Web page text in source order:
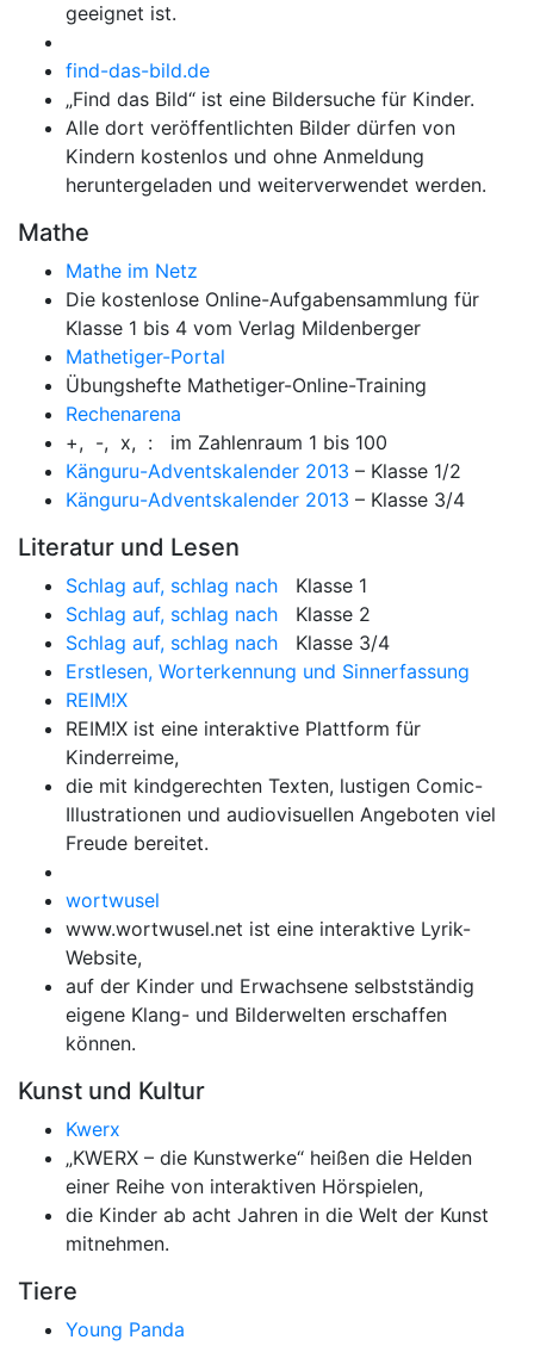
geeignet ist.
find-das-bild.de
„Find das Bild“ ist eine Bildersuche für Kinder.
Alle dort veröffentlichten Bilder dürfen von
Kindern kostenlos und ohne Anmeldung
heruntergeladen und weiterverwendet werden.
Mathe
Mathe im Netz
Die kostenlose Online-Aufgabensammlung für
Klasse 1 bis 4 vom Verlag Mildenberger
Mathetiger-Portal
Übungshefte Mathetiger-Online-Training
Rechenarena
+, -, x, : im Zahlenraum 1 bis 100
Känguru-Adventskalender 2013 – Klasse 1/2
Känguru-Adventskalender 2013 – Klasse 3/4
Literatur und Lesen
Schlag auf, schlag nach Klasse 1
Schlag auf, schlag nach Klasse 2
Schlag auf, schlag nach Klasse 3/4
Erstlesen, Worterkennung und Sinnerfassung
REIM!X
REIM!X ist eine interaktive Plattform für
Kinderreime,
die mit kindgerechten Texten, lustigen Comic-
Illustrationen und audiovisuellen Angeboten viel
Freude bereitet.
wortwusel
www.wortwusel.net ist eine interaktive Lyrik-
Website,
auf der Kinder und Erwachsene selbstständig
eigene Klang- und Bilderwelten erschaffen
können.
Kunst und Kultur
Kwerx
„KWERX – die Kunstwerke“ heißen die Helden
einer Reihe von interaktiven Hörspielen,
die Kinder ab acht Jahren in die Welt der Kunst
mitnehmen.
Tiere
Young Panda